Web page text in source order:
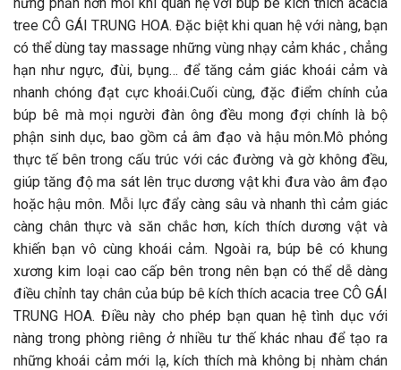
tree CÔ GÁI TRUNG HOA. Đặc biệt khi quan hệ với nàng, bạn
có thể dùng tay massage những vùng nhạy cảm khác , chẳng
hạn như ngực, đùi, bụng… để tăng cảm giác khoái cảm và
nhanh chóng đạt cực khoái.Cuối cùng, đặc điểm chính của
búp bê mà mọi người đàn ông đều mong đợi chính là bộ
phận sinh dục, bao gồm cả âm đạo và hậu môn.Mô phỏng
thực tế bên trong cấu trúc với các đường và gờ không đều,
giúp tăng độ ma sát lên trục dương vật khi đưa vào âm đạo
hoặc hậu môn. Mỗi lực đẩy càng sâu và nhanh thì cảm giác
càng chân thực và săn chắc hơn, kích thích dương vật và
khiến bạn vô cùng khoái cảm. Ngoài ra, búp bê có khung
xương kim loại cao cấp bên trong nên bạn có thể dễ dàng
điều chỉnh tay chân của búp bê kích thích acacia tree CÔ GÁI
TRUNG HOA. Điều này cho phép bạn quan hệ tình dục với
nàng trong phòng riêng ở nhiều tư thế khác nhau để tạo ra
những khoái cảm mới lạ, kích thích mà không bị nhàm chán